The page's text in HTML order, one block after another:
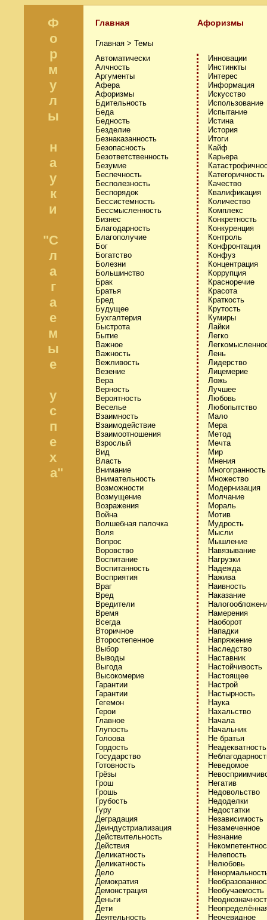
Ф
о
р
м
у
л
ы
н
а
у
к
и
"С
л
а
г
а
е
м
ы
е
у
с
п
е
х
а"
Главная Афоризмы
Главная > Темы
Автоматически
Алчность
Аргументы
Афера
Афоризмы
Бдительность
Беда
Бедность
Безделие
Безнаказанность
Безопасность
Безответственность
Безумие
Беспечность
Бесполезность
Беспорядок
Бессистемность
Бессмысленность
Бизнес
Благодарность
Благополучие
Бог
Богатство
Болезни
Большинство
Брак
Братья
Бред
Будущее
Бухгалтерия
Быстрота
Бытие
Важное
Важность
Вежливость
Везение
Вера
Верность
Вероятность
Веселье
Взаимность
Взаимодействие
Взаимоотношения
Взрослый
Вид
Власть
Внимание
Внимательность
Возможности
Возмущение
Возражения
Война
Волшебная палочка
Воля
Вопрос
Воровство
Воспитание
Воспитанность
Восприятия
Враг
Вред
Вредители
Время
Всегда
Вторичное
Второстепенное
Выбор
Выводы
Выгода
Высокомерие
Гарантии
Гарантии
Гегемон
Герои
Главное
Глупость
Голоова
Гордость
Государство
Готовность
Грёзы
Грош
Грошь
Грубость
Гуру
Деградация
Деиндустриализация
Действительность
Действия
Деликатность
Деликатность
Дело
Демократия
Демонстрация
Деньги
Дети
Деятельность
Инновации
Инстинкты
Интерес
Информация
Искусство
Использование
Испытание
Истина
История
Итоги
Кайф
Карьера
Категоричность
Качество
Квалификация
Количество
Комплекс
Конкретность
Конкуренция
Контроль
Конфронтация
Конфуз
Концентрация
Коррупция
Красноречие
Красота
Краткость
Крутость
Кумиры
Лайки
Легко
Лень
Лидерство
Лицемерие
Ложь
Лучшее
Любовь
Любопытство
Мало
Мера
Метод
Мечта
Мир
Мнения
Многогранность
Множество
Модернизация
Молчание
Мораль
Мотив
Мудрость
Мысли
Мышление
Навязывание
Нагрузки
Надежда
Нажива
Наивность
Наказание
Намерения
Наоборот
Нападки
Напряжение
Наследство
Наставник
Настойчивость
Настоящее
Настрой
Настырность
Наука
Нахальство
Начала
Начальник
Не братья
Неадекватность
Неведомое
Негатив
Недовольство
Недоделки
Недостатки
Независимость
Незамеченное
Незнание
Нелепость
Нелюбовь
Необучаемость
Неочевидное